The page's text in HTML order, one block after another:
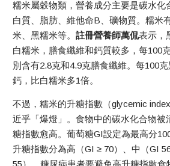
糯米屬穀物類，營養成分主要是碳水化
白質、脂肪、維他命B、礦物質。糯米
米、黑糯米等。 註冊營養師萬侃表示，
白糯米，膳食纖維和鈣質較多，每100
別含有2.8克和4.9克膳食纖維。每100
鈣，比白糯米多1倍。
不過，糯米的升糖指數（glycemic
近乎「爆燈」。食物中的碳水化合物被
糖指數愈高。葡萄糖GI設定為最高分
升糖指數分為高（GI ≥ 70）、中（GI